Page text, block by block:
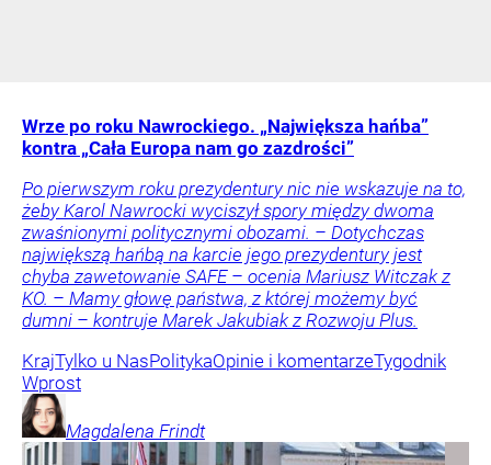
Wrze po roku Nawrockiego. „Największa hańba”
kontra „Cała Europa nam go zazdrości”
Po pierwszym roku prezydentury nic nie wskazuje na to,
żeby Karol Nawrocki wyciszył spory między dwoma
zwaśnionymi politycznymi obozami. – Dotychczas
największą hańbą na karcie jego prezydentury jest
chyba zawetowanie SAFE – ocenia Mariusz Witczak z
KO. – Mamy głowę państwa, z której możemy być
dumni – kontruje Marek Jakubiak z Rozwoju Plus.
KrajTylko u NasPolitykaOpinie i komentarzeTygodnik
Wprost
Magdalena Frindt